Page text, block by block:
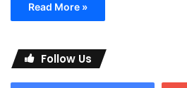
Read More »
Follow Us